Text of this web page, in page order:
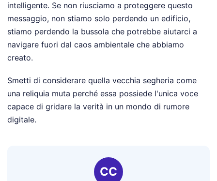
intelligente. Se non riusciamo a proteggere questo
messaggio, non stiamo solo perdendo un edificio,
stiamo perdendo la bussola che potrebbe aiutarci a
navigare fuori dal caos ambientale che abbiamo
creato.
Smetti di considerare quella vecchia segheria come
una reliquia muta perché essa possiede l'unica voce
capace di gridare la verità in un mondo di rumore
digitale.
CC